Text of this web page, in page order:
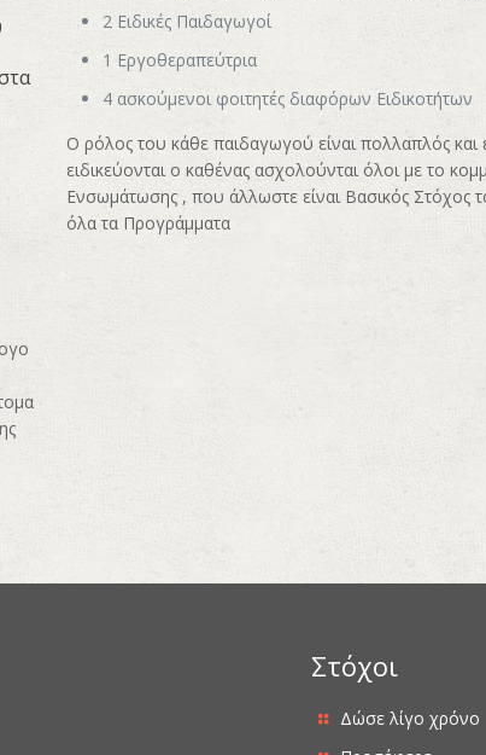
2 Ειδικές Παιδαγωγοί
1 Εργοθεραπεύτρια
4 ασκούμενοι φοιτητές διαφόρων Ειδικοτήτων
Ο ρόλος του κάθε παιδαγωγού είναι πολλαπλός και
ειδικεύονται ο καθένας ασχολούνται όλοι με το
Ενσωμάτωσης , που άλλωστε είναι Βασικός Στόχος
όλα τα Προγράμματα
Στόχοι
Δώσε λίγο χρόνο